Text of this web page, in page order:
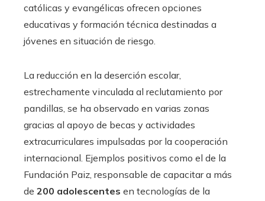
católicas y evangélicas ofrecen opciones
educativas y formación técnica destinadas a
jóvenes en situación de riesgo.
La reducción en la deserción escolar,
estrechamente vinculada al reclutamiento por
pandillas, se ha observado en varias zonas
gracias al apoyo de becas y actividades
extracurriculares impulsadas por la cooperación
internacional. Ejemplos positivos como el de la
Fundación Paiz, responsable de capacitar a más
de 200 adolescentes en tecnologías de la